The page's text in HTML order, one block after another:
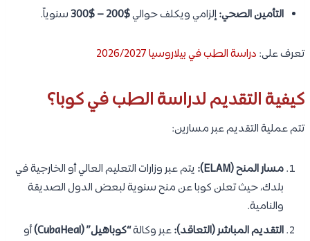
التأمين الصحي:إلزامي ويكلف حوالي$200 – $300 سنوياً.
تعرف على: دراسة الطب في بيلاروسيا 2026/2027
كيفية التقديم لدراسة الطب في كوبا؟
تتم عملية التقديم عبر مسارين:
مسار المنح (ELAM):
يتم عبر وزارات التعليم العالي أو الخارجية في
بلدك، حيث تعلن كوبا عن منح سنوية لبعض الدول الصديقة
والنامية.
التقديم المباشر (التعاقد):عبر وكالة“كوباهيل” (CubaHeal)
أو